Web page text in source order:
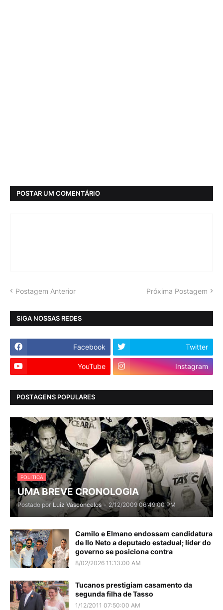
POSTAR UM COMENTÁRIO
Postagem Anterior Próxima Postagem
SIGA NOSSAS REDES
Facebook Twitter
YouTube Instagram
POSTAGENS POPULARES
POLITICA
UMA BREVE CRONOLOGIA
Postado por Luiz Vasconcelos - 2/12/2009 06:49:00 PM
Camilo e Elmano endossam candidatura
de Ilo Neto a deputado estadual; líder do
governo se posiciona contra
8/02/2026 11:13:00 AM
Tucanos prestigiam casamento da
segunda filha de Tasso
1/12/2011 07:50:00 AM